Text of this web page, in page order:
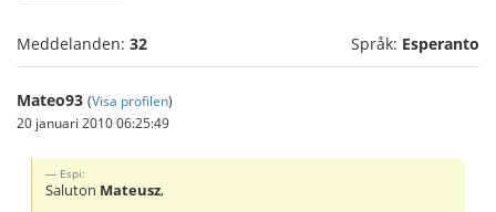
Meddelanden: 32 Språk: Esperanto
Mateo93 (Visa profilen)
20 januari 2010 06:25:49
Espi:
Saluton Mateusz,